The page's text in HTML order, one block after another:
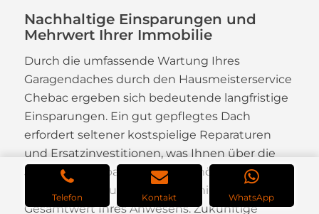
Nachhaltige Einsparungen und
Mehrwert Ihrer Immobilie
Durch die umfassende Wartung Ihres
Garagendaches durch den Hausmeisterservice
Chebac ergeben sich bedeutende langfristige
Einsparungen. Ein gut gepflegtes Dach
erfordert seltener kostspielige Reparaturen
und Ersatzinvestitionen, was Ihnen über die
Jahre Geld erspart. Zugleich erhöht ein gut
unterhaltenes und leistungsfähiges Dach den
Gesamtwert Ihres Anwesens. Zukünftige
Telefon Kontakt WhatsApp